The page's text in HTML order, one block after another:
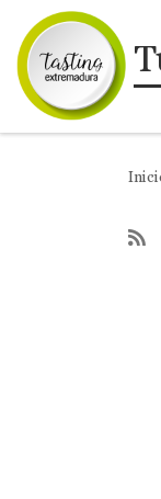
Saltar al contenido